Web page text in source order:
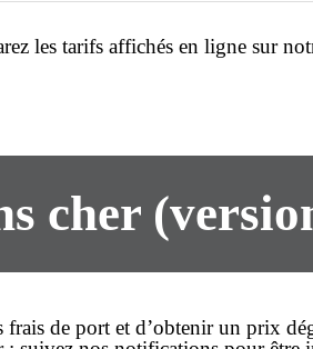
les tarifs affichés en ligne sur
cher
frais de port et d’obtenir un prix